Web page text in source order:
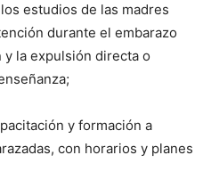
estudios de las madres
durante el embarazo
la expulsión directa o
y formación a
con horarios y planes